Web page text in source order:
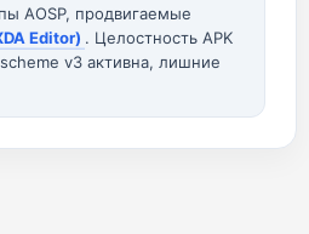
AOSP, продвигаемые
Editor) . Целостность APK
v3 активна, лишние